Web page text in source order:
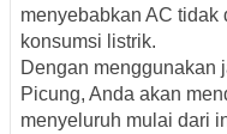
menyebabkan AC tidak
konsumsi listrik.
Dengan menggunakan
Picung, Anda akan
menyeluruh mulai dari